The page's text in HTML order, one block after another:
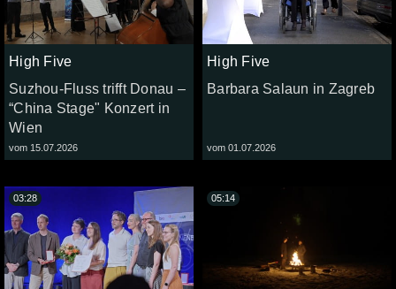
High Five
Suzhou-Fluss trifft Donau –
“China Stage" Konzert in
Wien
vom 15.07.2026
High Five
Barbara Salaun in Zagreb
vom 01.07.2026
03:28 05:14